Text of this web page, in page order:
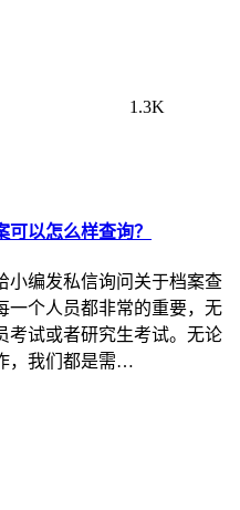
1.3K
以怎么样查询？
小编发私信询问关于档案查
一个人员都非常的重要，无
考试或者研究生考试。无论
，我们都是需…